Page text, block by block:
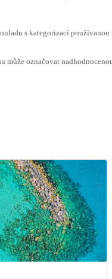
s kategorizací
může označovat